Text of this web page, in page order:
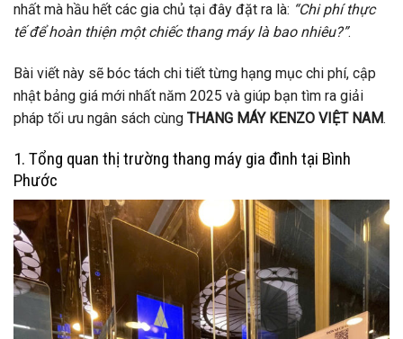
nhất mà hầu hết các gia chủ tại đây đặt ra là: “Chi phí thực
tế để hoàn thiện một chiếc thang máy là bao nhiêu?”.
Bài viết này sẽ bóc tách chi tiết từng hạng mục chi phí, cập
nhật bảng giá mới nhất năm 2025 và giúp bạn tìm ra giải
pháp tối ưu ngân sách cùng THANG MÁY KENZO VIỆT NAM.
1. Tổng quan thị trường thang máy gia đình tại Bình
Phước